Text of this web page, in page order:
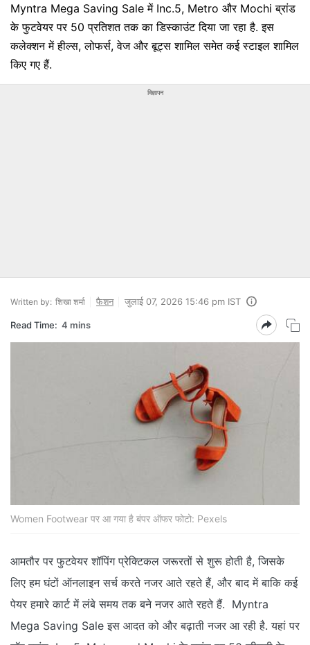
Myntra Mega Saving Sale में Inc.5, Metro और Mochi ब्रांड
के फुटवेयर पर 50 प्रतिशत तक का डिस्‍काउंट दिया जा रहा है. इस
कलेक्शन में हील्स, लोफर्स, वेज और बूट्स शामिल समेत कई स्‍टाइल शामिल
किए गए हैं.
विज्ञापन
Written by: शिखा शर्मा फैशन जुलाई 07, 2026 15:46 pm IST
Read Time: 4 mins
Women Footwear पर आ गया है बंपर ऑफर फोटो: Pexels
आमतौर पर फुटवेयर शॉपिंग प्रेक्टिकल जरूरतों से शुरू होती है, जिसके
लिए हम घंटों ऑनलाइन सर्च करते नजर आते रहते हैं, और बाद में बाकि कई
पेयर हमारे कार्ट में लंबे समय तक बने नजर आते रहते हैं. Myntra
Mega Saving Sale इस आदत को और बढ़ाती नजर आ रही है. यहां पर